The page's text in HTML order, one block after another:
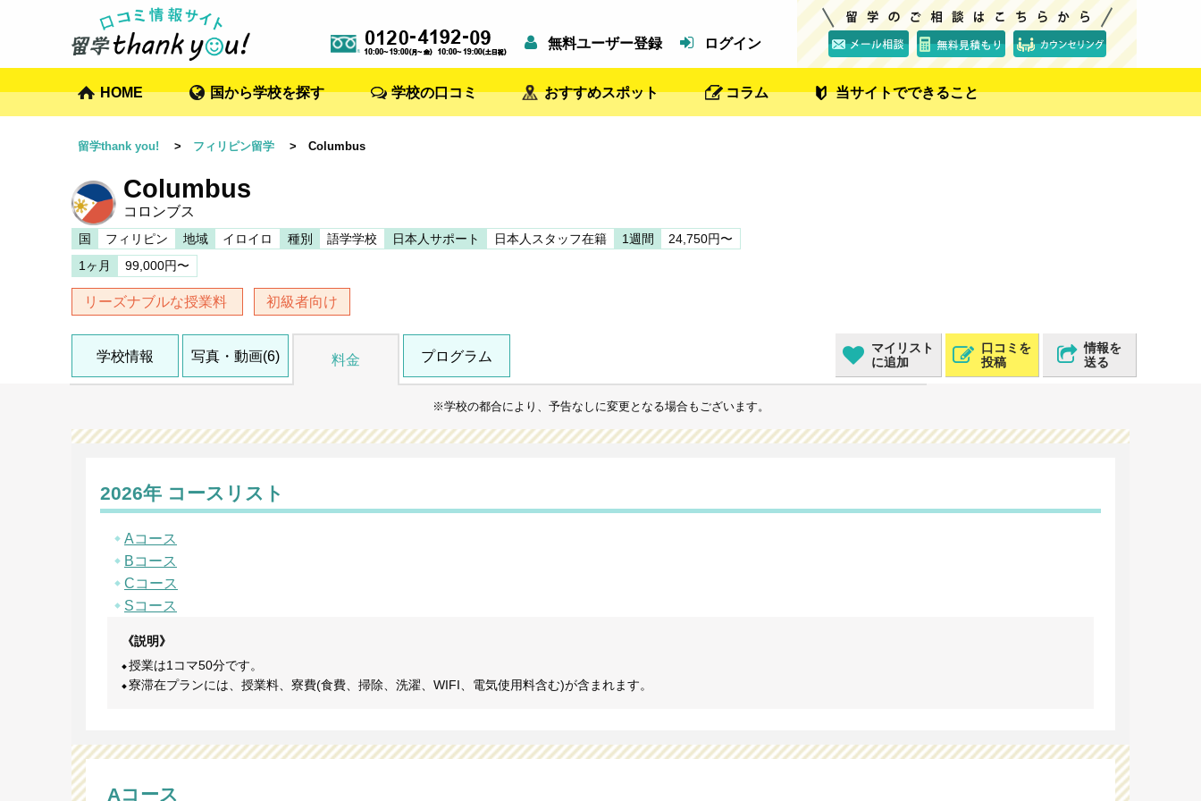
無料ユーザー登録 ログイン
HOME 国から学校を探す 学校の口コミ おすすめスポット コラム 当サイトでできること
留学thank you! > フィリピン留学 > Columbus
Columbus
コロンブス
国 フィリピン 地域 イロイロ 種別 語学学校 日本人サポート 日本人スタッフ在籍 1週間
24,750円〜
1ヶ月
99,000円〜
リーズナブルな授業料 初級者向け
マイリスト
に追加
口コミを
投稿
情報を
送る
学校情報 写真・動画(6) 料金 プログラム
※学校の都合により、予告なしに変更となる場合もございます。
2026年 コースリスト
Aコース
Bコース
Cコース
Sコース
《説明》
授業は1コマ50分です。
寮滞在プランには、授業料、寮費(食費、掃除、洗濯、WIFI、電気使用料含む)が含まれます。
Aコース